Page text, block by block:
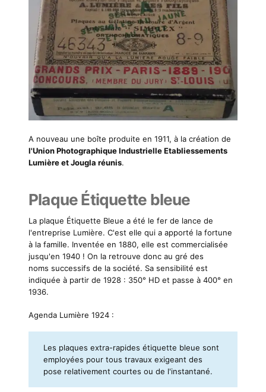
A nouveau une boîte produite en 1911, à la création de
l'Union Photographique Industrielle Etabliessements
Lumière et Jougla réunis.
Plaque Étiquette bleue
La plaque Étiquette Bleue a été le fer de lance de
l'entreprise Lumière. C'est elle qui a apporté la fortune
à la famille. Inventée en 1880, elle est commercialisée
jusqu'en 1940 ! On la retrouve donc au gré des
noms successifs de la société. Sa sensibilité est
indiquée à partir de 1928 : 350° HD et passe à 400° en
1936.
Agenda Lumière 1924 :
Les plaques extra-rapides étiquette bleue sont
employées pour tous travaux exigeant des
pose relativement courtes ou de l'instantané.